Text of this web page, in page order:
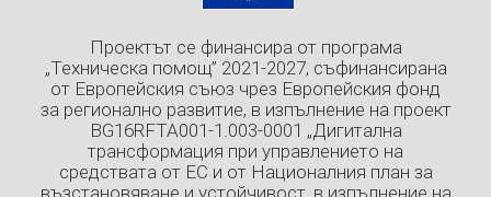
Проектът се финансира от програма
„Техническа помощ” 2021-2027, съфинансирана
от Европейския съюз чрез Европейския фонд
за регионално развитие, в изпълнение на проект
BG16RFTA001-1.003-0001 „Дигитална
трансформация при управлението на
средствата от ЕС и от Националния план за
възстановяване и устойчивост, в изпълнение на